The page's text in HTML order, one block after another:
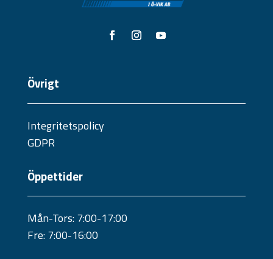
Övrigt
Integritetspolicy
GDPR
Öppettider
Mån-Tors: 7:00-17:00
Fre: 7:00-16:00